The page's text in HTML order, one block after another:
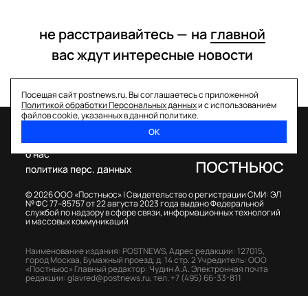
не расстраивайтесь — на главной
вас ждут интересные новости
Посещая сайт postnews.ru, Вы соглашаетесь с приложенной
Политикой обработки Персональных данныхи с использованием
файлов cookie, указанных в данной политике.
ОК
© 2026 ООО «Постньюс» |Свидетельство о регистрации СМИ: ЭЛ
№ ФС 77–85757 от 22 августа 2023 года выдано Федеральной
службой по надзору в сфере связи, информационных технологий
и массовых коммуникаций
о нас
политика перс. данных
Наименование издания: POSTNEWS,Адрес редакции: 127015,
город Москва, Бумажный проезд, д. 14 стр. 2Учредитель: ООО
«Постньюс» Главный редактор: Чудин А.А.Электронная почта
редакции:glavred@postnews.ru,тел. +7 (495) 66-33-811